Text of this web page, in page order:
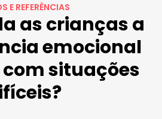
E REFERÊNCIAS
as crianças a
emocional
situações